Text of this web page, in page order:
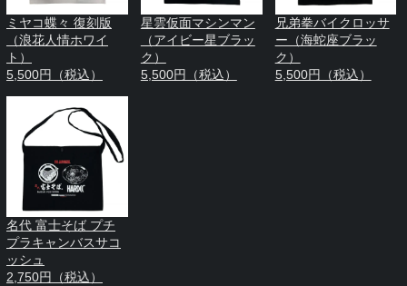
ミヤコ蝶々 復刻版
（浪花人情ホワイ
ト）
5,500円（税込）
星雲仮面マシンマン
（アイビー星ブラッ
ク）
5,500円（税込）
兄弟拳バイクロッサ
ー（海蛇座ブラッ
ク）
5,500円（税込）
名代 富士そば プチ
プラキャンバスサコ
ッシュ
2,750円（税込）